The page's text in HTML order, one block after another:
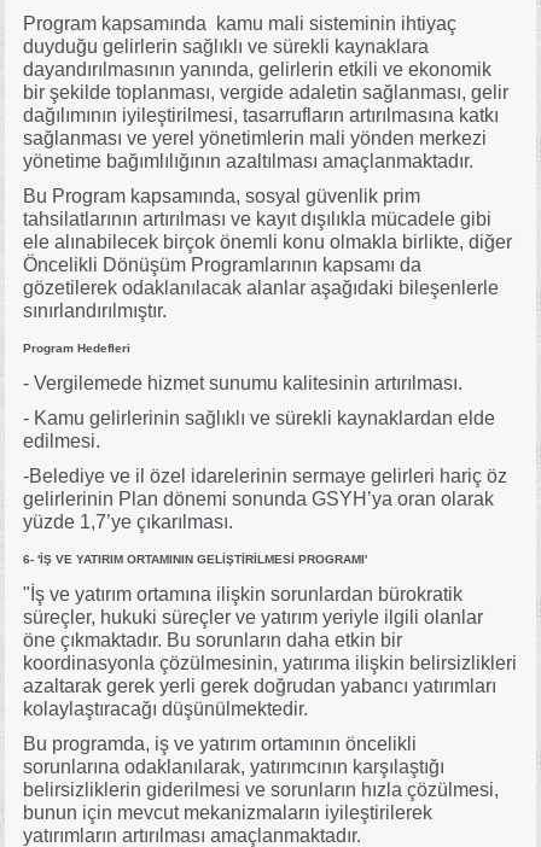
Program kapsamında kamu mali sisteminin ihtiyaç
duyduğu gelirlerin sağlıklı ve sürekli kaynaklara
dayandırılmasının yanında, gelirlerin etkili ve ekonomik
bir şekilde toplanması, vergide adaletin sağlanması, gelir
dağılımının iyileştirilmesi, tasarrufların artırılmasına katkı
sağlanması ve yerel yönetimlerin mali yönden merkezi
yönetime bağımlılığının azaltılması amaçlanmaktadır.
Bu Program kapsamında, sosyal güvenlik prim
tahsilatlarının artırılması ve kayıt dışılıkla mücadele gibi
ele alınabilecek birçok önemli konu olmakla birlikte, diğer
Öncelikli Dönüşüm Programlarının kapsamı da
gözetilerek odaklanılacak alanlar aşağıdaki bileşenlerle
sınırlandırılmıştır.
Program Hedefleri
- Vergilemede hizmet sunumu kalitesinin artırılması.
- Kamu gelirlerinin sağlıklı ve sürekli kaynaklardan elde
edilmesi.
-Belediye ve il özel idarelerinin sermaye gelirleri hariç öz
gelirlerinin Plan dönemi sonunda GSYH’ya oran olarak
yüzde 1,7’ye çıkarılması.
6- 'İŞ VE YATIRIM ORTAMININ GELİŞTİRİLMESİ PROGRAMI'
"İş ve yatırım ortamına ilişkin sorunlardan bürokratik
süreçler, hukuki süreçler ve yatırım yeriyle ilgili olanlar
öne çıkmaktadır. Bu sorunların daha etkin bir
koordinasyonla çözülmesinin, yatırıma ilişkin belirsizlikleri
azaltarak gerek yerli gerek doğrudan yabancı yatırımları
kolaylaştıracağı düşünülmektedir.
Bu programda, iş ve yatırım ortamının öncelikli
sorunlarına odaklanılarak, yatırımcının karşılaştığı
belirsizliklerin giderilmesi ve sorunların hızla çözülmesi,
bunun için mevcut mekanizmaların iyileştirilerek
yatırımların artırılması amaçlanmaktadır.